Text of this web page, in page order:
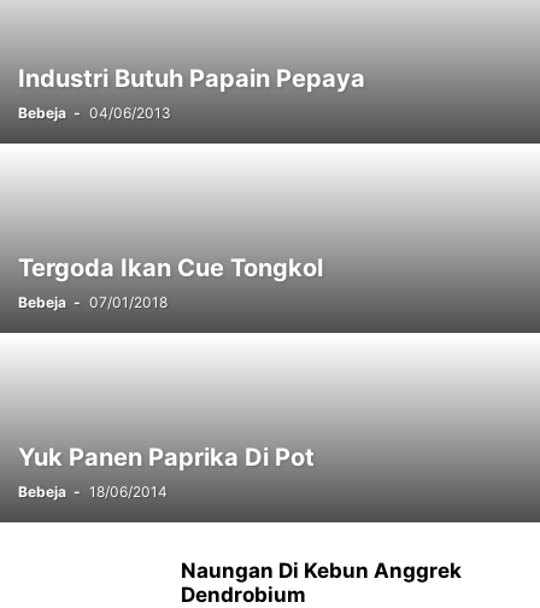
Industri Butuh Papain Pepaya
Bebeja - 04/06/2013
Tergoda Ikan Cue Tongkol
Bebeja - 07/01/2018
Yuk Panen Paprika Di Pot
Bebeja - 18/06/2014
Naungan Di Kebun Anggrek
Dendrobium